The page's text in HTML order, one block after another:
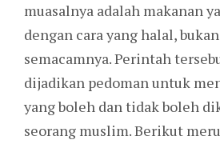
muasalnya adalah makanan
dengan cara yang halal,
semacamnya. Perintah
dijadikan pedoman untuk
yang boleh dan tidak boleh
seorang muslim. Berikut